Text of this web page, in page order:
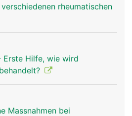
rheumatischen
Hilfe, wie wird
Massnahmen bei